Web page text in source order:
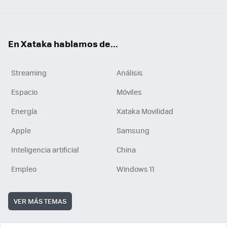
En Xataka hablamos de...
Streaming
Análisis
Espacio
Móviles
Energía
Xataka Movilidad
Apple
Samsung
Inteligencia artificial
China
Empleo
Windows 11
VER MÁS TEMAS